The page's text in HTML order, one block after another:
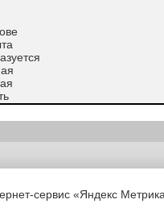
Copyright
сервис «Яндекс